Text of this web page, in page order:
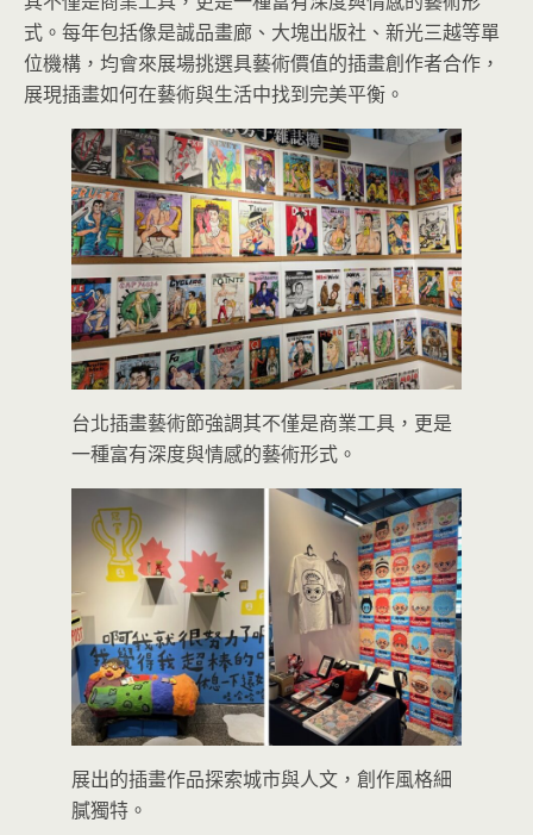
式。每年包括像是誠品畫廊、大塊出版社、新光三越等單
位機構，均會來展場挑選具藝術價值的插畫創作者合作，
展現插畫如何在藝術與生活中找到完美平衡。
台北插畫藝術節強調其不僅是商業工具，更是
一種富有深度與情感的藝術形式。
展出的插畫作品探索城市與人文，創作風格細
膩獨特。